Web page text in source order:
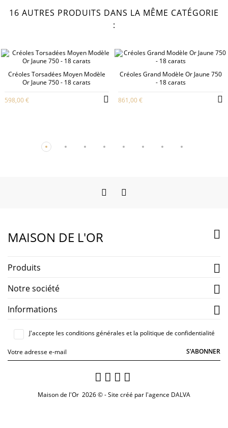
16 AUTRES PRODUITS DANS LA MÊME CATÉGORIE
:
Créoles Torsadées Moyen Modèle
Or Jaune 750 - 18 carats
598,00 €
Créoles Grand Modèle Or Jaune 750
- 18 carats
861,00 €
FacebookInstagram
MAISON DE L'OR 
Produits 
Notre société 
Informations 
Maison de l'Or 2026 © - Site créé par l'agence DALVA
J'accepte les conditions générales et la politique de confidentialité
S’ABONNER